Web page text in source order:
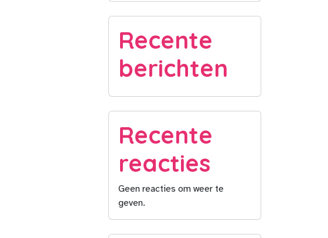
Recente
berichten
Recente
reacties
Geen reacties om weer te
geven.